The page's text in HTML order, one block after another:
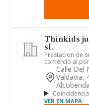
Thinkids
sl.
Prestacion de
comercio al
dirigidos a
Calle Del
Valdavia,
VER EN MAPA